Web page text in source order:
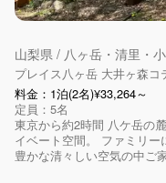
山梨県 / 八ヶ岳・清里・
プレイス八ヶ岳 大井ヶ森コ
料金：1泊(2名)¥33,264～
定員：5名
東京から約2時間 八ケ岳の
イベート空間。 ファミリ
豊かな清々しい空気の中ご